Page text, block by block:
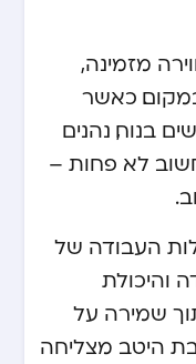
מזמינה,
כאשר
בנוח, נהנים
לא פחות –
העבודה של
והיכולת
שמירה על
היטב מצליחה